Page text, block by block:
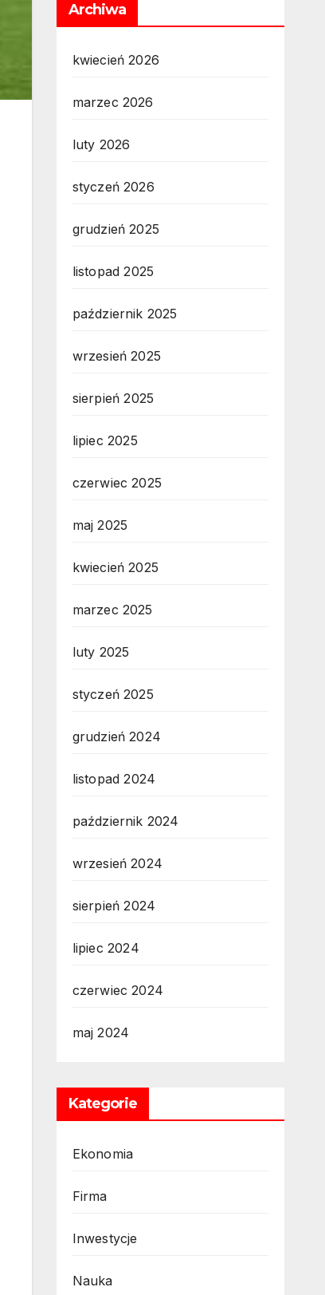
Archiwa
kwiecień 2026
marzec 2026
luty 2026
styczeń 2026
grudzień 2025
listopad 2025
październik 2025
wrzesień 2025
sierpień 2025
lipiec 2025
czerwiec 2025
maj 2025
kwiecień 2025
marzec 2025
luty 2025
styczeń 2025
grudzień 2024
listopad 2024
październik 2024
wrzesień 2024
sierpień 2024
lipiec 2024
czerwiec 2024
maj 2024
Kategorie
Ekonomia
Firma
Inwestycje
Nauka